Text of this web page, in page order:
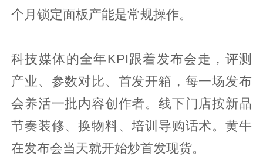
个月锁定面板产能是常规操作。
科技媒体的全年KPI跟着发布会走，评测
产业、参数对比、首发开箱，每一场发布
会养活一批内容创作者。线下门店按新品
节奏装修、换物料、培训导购话术。黄牛
在发布会当天就开始炒首发现货。